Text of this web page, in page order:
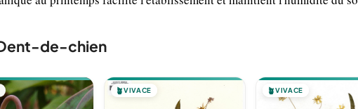
de-chien
🪴VIVACE 🪴VIVACE